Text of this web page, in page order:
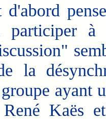
participer
la
ayant
Kaës